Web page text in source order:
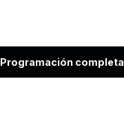
Programación completa